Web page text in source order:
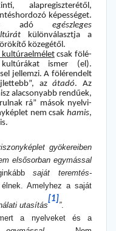
alapregiszterétől,
képességet.
adó egészleges
különválasztja a
közegétől.
kultúraelméletcsak fölé-
ismer (el).
jellemzi. A fölérendelt
azátadó. Az
alacsonyabb rendűek,
rá” mások nyelvi-
nem csak hamis,
is.
gyökereiben
elsősorban egymással
saját teremtés-
Amelyhez a saját
utasítás
[1]
”.
a nyelveket és a